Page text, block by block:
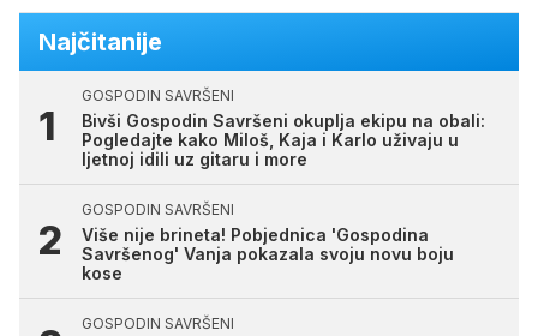
Najčitanije
GOSPODIN SAVRŠENI
Bivši Gospodin Savršeni okuplja ekipu na obali:
Pogledajte kako Miloš, Kaja i Karlo uživaju u
ljetnoj idili uz gitaru i more
GOSPODIN SAVRŠENI
Više nije brineta! Pobjednica 'Gospodina
Savršenog' Vanja pokazala svoju novu boju
kose
GOSPODIN SAVRŠENI